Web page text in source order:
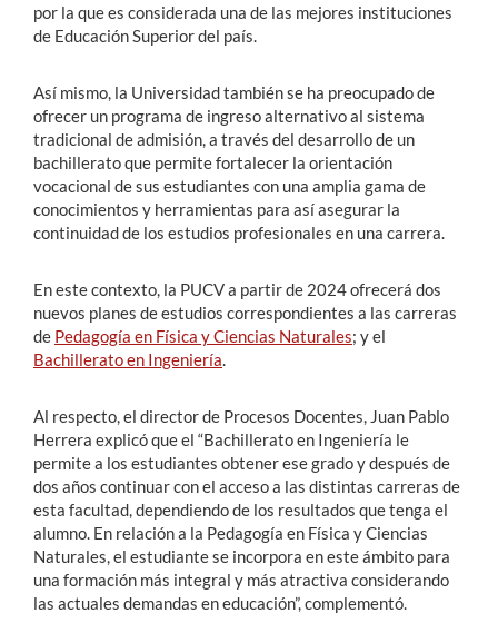
por la que es considerada una de las mejores instituciones
de Educación Superior del país.
Así mismo, la Universidad también se ha preocupado de
ofrecer un programa de ingreso alternativo al sistema
tradicional de admisión, a través del desarrollo de un
bachillerato que permite fortalecer la orientación
vocacional de sus estudiantes con una amplia gama de
conocimientos y herramientas para así asegurar la
continuidad de los estudios profesionales en una carrera.
En este contexto, la PUCV a partir de 2024 ofrecerá dos
nuevos planes de estudios correspondientes a las carreras
de Pedagogía en Física y Ciencias Naturales; y el
Bachillerato en Ingeniería
Al respecto, el director de Procesos Docentes, Juan Pablo
Herrera explicó que el “Bachillerato en Ingeniería le
permite a los estudiantes obtener ese grado y después de
dos años continuar con el acceso a las distintas carreras de
esta facultad, dependiendo de los resultados que tenga el
alumno. En relación a la Pedagogía en Física y Ciencias
Naturales, el estudiante se incorpora en este ámbito para
una formación más integral y más atractiva considerando
las actuales demandas en educación”, complementó.